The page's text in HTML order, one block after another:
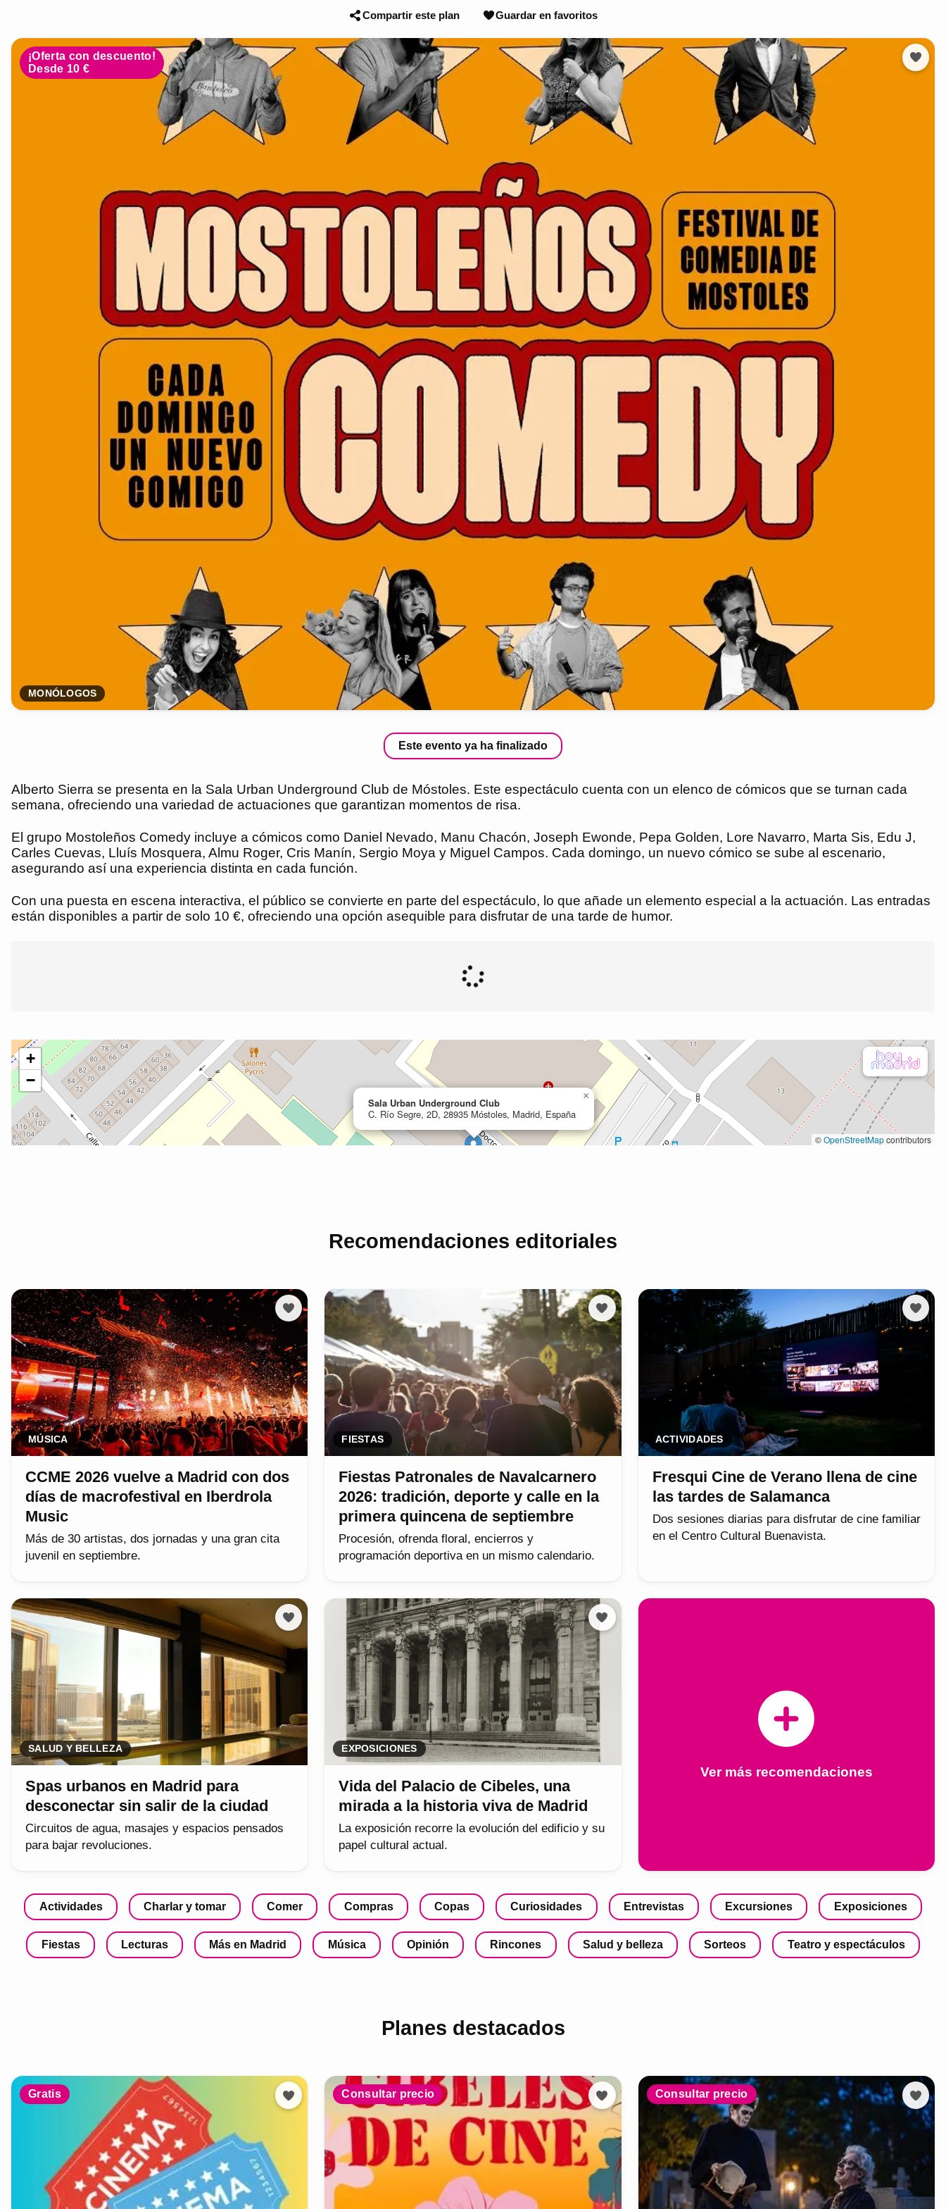
Compartir este plan Guardar en favoritos
¡Oferta con descuento!
Desde 10 €
MONÓLOGOS
Este evento ya ha finalizado
Alberto Sierra se presenta en la Sala Urban Underground Club de Móstoles. Este espectáculo cuenta con un elenco de cómicos que se turnan cada
semana, ofreciendo una variedad de actuaciones que garantizan momentos de risa.
El grupo Mostoleños Comedy incluye a cómicos como Daniel Nevado, Manu Chacón, Joseph Ewonde, Pepa Golden, Lore Navarro, Marta Sis, Edu J,
Carles Cuevas, Lluís Mosquera, Almu Roger, Cris Manín, Sergio Moya y Miguel Campos. Cada domingo, un nuevo cómico se sube al escenario,
asegurando así una experiencia distinta en cada función.
Con una puesta en escena interactiva, el público se convierte en parte del espectáculo, lo que añade un elemento especial a la actuación. Las entradas
están disponibles a partir de solo 10 €, ofreciendo una opción asequible para disfrutar de una tarde de humor.
Recomendaciones editoriales
MÚSICA
CCME 2026 vuelve a Madrid con dos
días de macrofestival en Iberdrola
Music
Más de 30 artistas, dos jornadas y una gran cita
juvenil en septiembre.
FIESTAS
Fiestas Patronales de Navalcarnero
2026: tradición, deporte y calle en la
primera quincena de septiembre
Procesión, ofrenda floral, encierros y
programación deportiva en un mismo calendario.
ACTIVIDADES
Fresqui Cine de Verano llena de cine
las tardes de Salamanca
Dos sesiones diarias para disfrutar de cine familiar
en el Centro Cultural Buenavista.
SALUD Y BELLEZA
Spas urbanos en Madrid para
desconectar sin salir de la ciudad
Circuitos de agua, masajes y espacios pensados
para bajar revoluciones.
EXPOSICIONES
Vida del Palacio de Cibeles, una
mirada a la historia viva de Madrid
La exposición recorre la evolución del edificio y su
papel cultural actual.
Ver más recomendaciones
Actividades Charlar y tomar Comer Compras Copas Curiosidades Entrevistas Excursiones Exposiciones
Fiestas Lecturas Más en Madrid Música Opinión Rincones Salud y belleza Sorteos Teatro y espectáculos
Planes destacados
Gratis Consultar precio Consultar precio